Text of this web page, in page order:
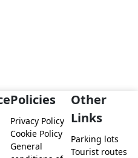
Policies
Privacy Policy
Cookie Policy
General
Other
Links
Parking lots
Tourist routes